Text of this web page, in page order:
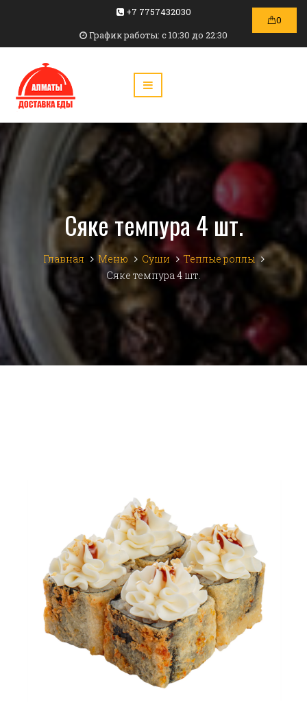
+7 7757432030
График работы: c 10:30 до 22:30
0
Сяке темпура 4 шт.
Главная Меню Суши
Теплые роллы
Сяке темпура 4 шт.